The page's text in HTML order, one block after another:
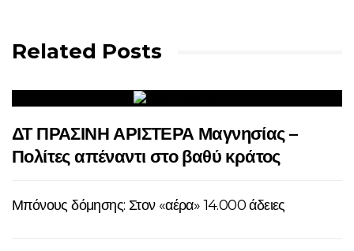
Related Posts
ΔΤ ΠΡΑΣΙΝΗ ΑΡΙΣΤΕΡΑ Μαγνησίας –
Πολίτες απέναντι στο βαθύ κράτος
Μπόνους δόμησης: Στον «αέρα» 14.000 άδειες